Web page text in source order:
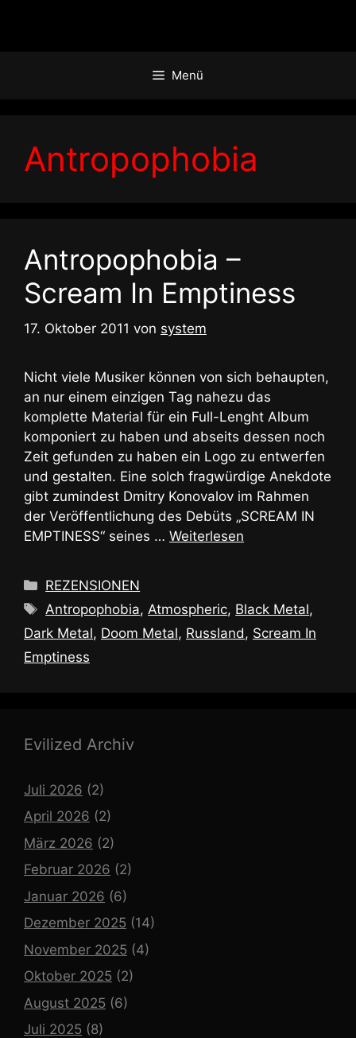
Menü
Antropophobia
Antropophobia –
Scream In Emptiness
17. Oktober 2011 von system
Nicht viele Musiker können von sich behaupten,
an nur einem einzigen Tag nahezu das
komplette Material für ein Full-Lenght Album
komponiert zu haben und abseits dessen noch
Zeit gefunden zu haben ein Logo zu entwerfen
und gestalten. Eine solch fragwürdige Anekdote
gibt zumindest Dmitry Konovalov im Rahmen
der Veröffentlichung des Debüts „SCREAM IN
EMPTINESS“ seines … Weiterlesen
Kategorien
REZENSIONEN
Schlagwörter
Antropophobia, Atmospheric, Black Metal,
Dark Metal, Doom Metal, Russland, Scream In
Emptiness
Evilized Archiv
Juli 2026 (2)
April 2026 (2)
März 2026 (2)
Februar 2026 (2)
Januar 2026 (6)
Dezember 2025 (14)
November 2025 (4)
Oktober 2025 (2)
August 2025 (6)
Juli 2025 (8)